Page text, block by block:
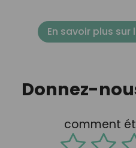
En savoir plus sur
Donnez-
comment